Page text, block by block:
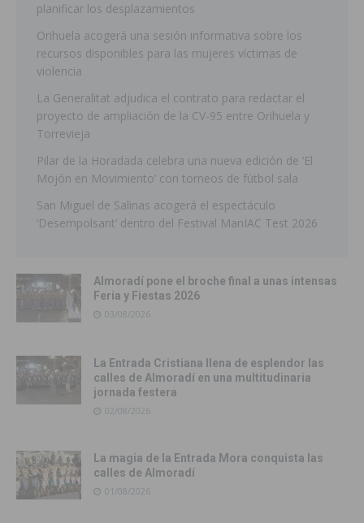
planificar los desplazamientos
Orihuela acogerá una sesión informativa sobre los
recursos disponibles para las mujeres víctimas de
violencia
La Generalitat adjudica el contrato para redactar el
proyecto de ampliación de la CV-95 entre Orihuela y
Torrevieja
Pilar de la Horadada celebra una nueva edición de ‘El
Mojón en Movimiento’ con torneos de fútbol sala
San Miguel de Salinas acogerá el espectáculo
‘Desempolsant’ dentro del Festival ManIAC Test 2026
Almoradí pone el broche final a unas intensas
Feria y Fiestas 2026
03/08/2026
La Entrada Cristiana llena de esplendor las
calles de Almoradí en una multitudinaria
jornada festera
02/08/2026
La magia de la Entrada Mora conquista las
calles de Almoradí
01/08/2026